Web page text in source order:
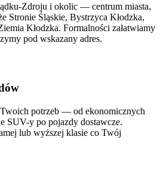
Zdroju i okolic — centrum miasta,
Stronie Śląskie, Bystrzyca Kłodzka,
Kłodzka. Formalności załatwiamy
pod wskazany adres.
potrzeb — od ekonomicznych
SUV-y po pojazdy dostawcze.
lub wyższej klasie co Twój